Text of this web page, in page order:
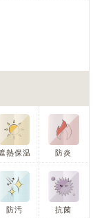
熱保温 防炎
防汚 抗菌